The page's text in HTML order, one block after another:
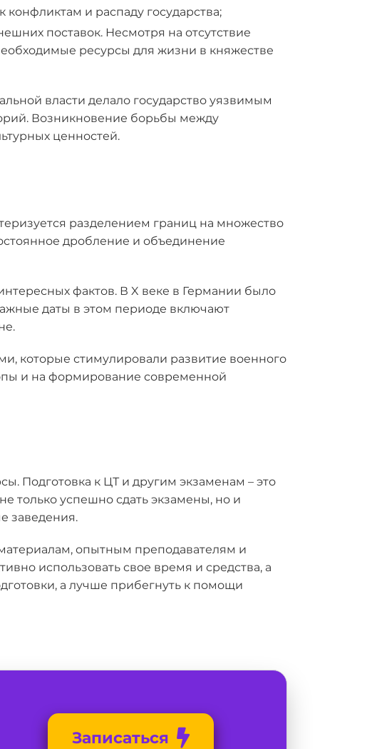
и распаду государства;
поставок. Несмотря на отсутствие
ресурсы для жизни в княжестве
власти делало государство уязвимым
Возникновение борьбы между
ценностей.
разделением границ на множество
дробление и объединение
фактов. В X веке в Германии было
даты в этом периоде включают
которые стимулировали развитие военного
и на формирование современной
Подготовка к ЦТ и другим экзаменам – это
только успешно сдать экзамены, но и
заведения.
опытным преподавателям и
использовать свое время и средства, а
а лучше прибегнуть к помощи
Записаться